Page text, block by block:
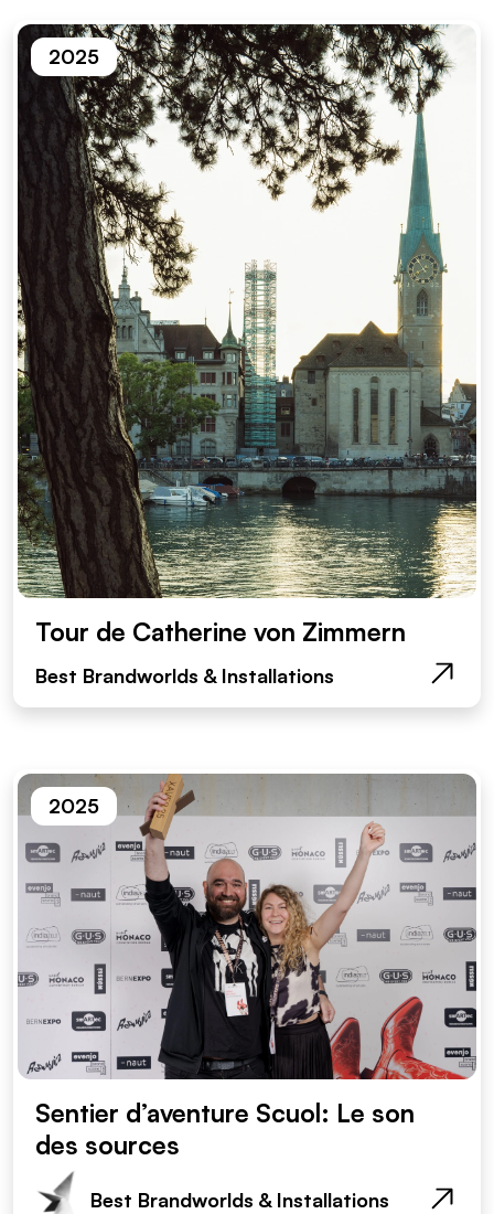
2025
Tour de Catherine von Zimmern
Best Brandworlds & Installations
2025
Sentier d’aventure Scuol: Le son
des sources
Best Brandworlds & Installations